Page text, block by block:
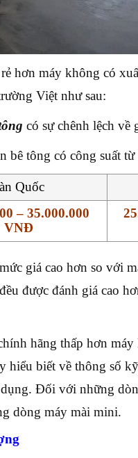
hơn máy không có
Việt như sau:
có sự chênh lệch về
bê tông có công suất
Quốc
– 35.000.000
VNĐ
giá cao hơn so với
được đánh giá cao
hãng thấp hơn
biết về thông số
Đối với những
dòng máy mài mini.